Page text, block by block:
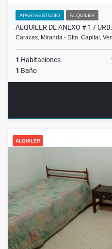
APARTAESTUDIO ALQUILER
ALQUILER DE ANEXO # 1 /
Caracas, Miranda - Dtto. Capital,
1 Habitaciones
1 Baño
ALQUILER